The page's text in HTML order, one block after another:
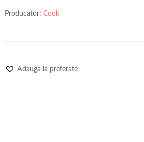
Producator: Cook
Adauga la preferate